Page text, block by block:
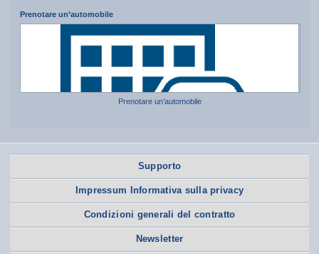
Prenotare un’automobile
Prenotare un’automobile
Supporto
Impressum Informativa sulla privacy
Condizioni generali del contratto
Newsletter